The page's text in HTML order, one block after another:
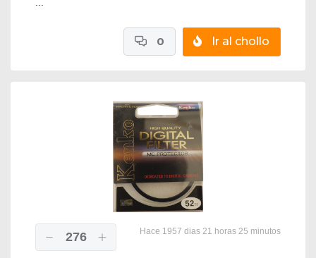
Ir al chollo
0
276 Hace 1957 dias 21 horas 25 minutos